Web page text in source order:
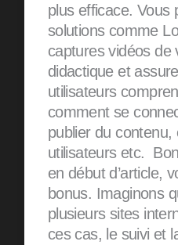
plus efficace. Vous
solutions comme
captures vidéos de
didactique et
utilisateurs
comment se
publier du
utilisateurs etc.
en début d’article,
bonus. Imaginons
plusieurs sites
ces cas, le suivi et